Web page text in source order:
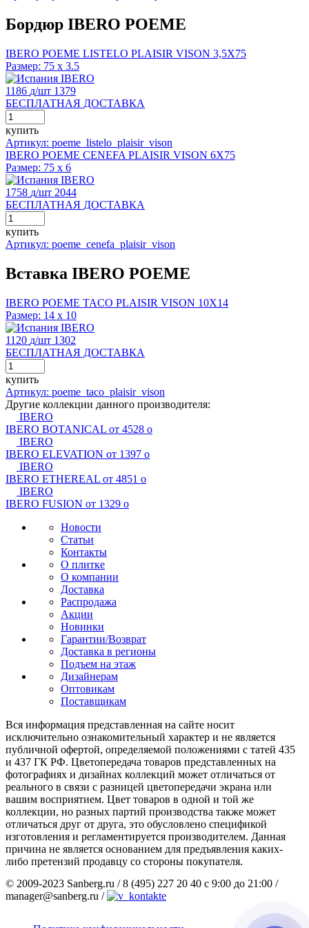
Бордюр IBERO POEME
IBERO POEME LISTELO PLAISIR VISON 3,5X75
Размер: 75 x 3.5
IBERO
1186 д/шт 1379
БЕСПЛАТНАЯ ДОСТАВКА
купить
Артикул: poeme_listelo_plaisir_vison
IBERO POEME CENEFA PLAISIR VISON 6X75
Размер: 75 x 6
IBERO
1758 д/шт 2044
БЕСПЛАТНАЯ ДОСТАВКА
купить
Артикул: poeme_cenefa_plaisir_vison
Вставка IBERO POEME
IBERO POEME TACO PLAISIR VISON 10X14
Размер: 14 x 10
IBERO
1120 д/шт 1302
БЕСПЛАТНАЯ ДОСТАВКА
купить
Артикул: poeme_taco_plaisir_vison
Другие коллекции данного производителя:
IBERO
IBERO BOTANICAL от 4528 о
IBERO
IBERO ELEVATION от 1397 о
IBERO
IBERO ETHEREAL от 4851 о
IBERO
IBERO FUSION от 1329 о
Новости
Статьи
Контакты
О плитке
О компании
Доставка
Распродажа
Акции
Новинки
Гарантии/Возврат
Доставка в регионы
Подъем на этаж
Дизайнерам
Оптовикам
Поставщикам
Вся информация представленная на сайте носит
исключительно ознакомительный характер и не является
публичной офертой, определяемой положениями с татей 435
и 437 ГК РФ. Цветопередача товаров представленных на
фотографиях и дизайнах коллекций может отличаться от
реального в связи с разницей цветопередачи экрана или
вашим восприятием. Цвет товаров в одной и той же
коллекции, но разных партий производства также может
отличаться друг от друга, это обусловлено спецификой
изготовления и регламентируется производителем. Данная
причина не является основанием для предъявления каких-
либо претензий продавцу со стороны покупателя.
© 2009-2023 Sanberg.ru / 8 (495) 227 20 40 с 9:00 до 21:00 /
manager@sanberg.ru /